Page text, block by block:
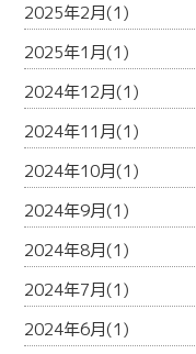
2025年2月(1)
2025年1月(1)
2024年12月(1)
2024年11月(1)
2024年10月(1)
2024年9月(1)
2024年8月(1)
2024年7月(1)
2024年6月(1)